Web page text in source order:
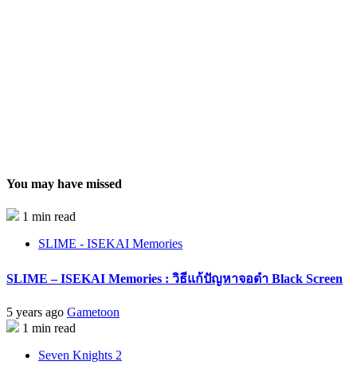
You may have missed
1 min read
SLIME - ISEKAI Memories
SLIME – ISEKAI Memories : วิธีแก้ปัญหาจอดำ Black Screen
5 years ago Gametoon
1 min read
Seven Knights 2